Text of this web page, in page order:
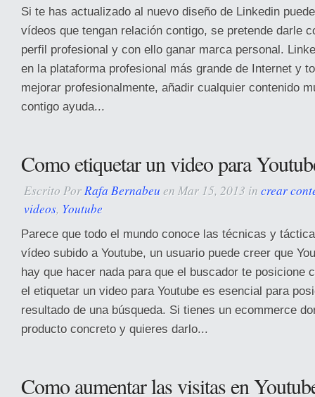
Si te has actualizado al nuevo diseño de Linkedin
vídeos que tengan relación contigo, se pretende darle
perfil profesional y con ello ganar marca personal.
en la plataforma profesional más grande de Internet y
mejorar profesionalmente, añadir cualquier contenido
contigo ayuda...
Como etiquetar un video para
Escrito PorRafa Bernabeu en Mar 15, 2013 in crear
videos, Youtube
Parece que todo el mundo conoce las técnicas y
vídeo subido a Youtube, un usuario puede creer que
hay que hacer nada para que el buscador te posicione
el etiquetar un video para Youtube es esencial para
resultado de una búsqueda. Si tienes un ecommerce
producto concreto y quieres darlo...
Como aumentar las visitas en